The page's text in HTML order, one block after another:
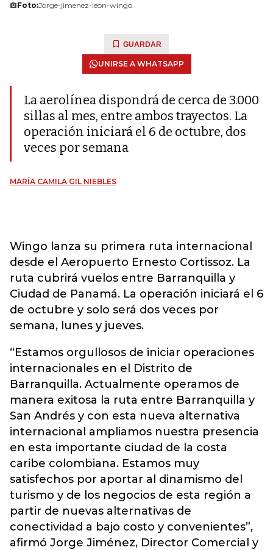
Foto:Jorge-jimenez-leon-wingo
GUARDAR
UNIRSE A WHATSAPP
La aerolínea dispondrá de cerca de 3.000
sillas al mes, entre ambos trayectos. La
operación iniciará el 6 de octubre, dos
veces por semana
MARÍA CAMILA GIL NIEBLES
Wingo lanza su primera ruta internacional
desde el Aeropuerto Ernesto Cortissoz. La
ruta cubrirá vuelos entre Barranquilla y
Ciudad de Panamá. La operación iniciará el 6
de octubre y solo será dos veces por
semana, lunes y jueves.
“Estamos orgullosos de iniciar operaciones
internacionales en el Distrito de
Barranquilla. Actualmente operamos de
manera exitosa la ruta entre Barranquilla y
San Andrés y con esta nueva alternativa
internacional ampliamos nuestra presencia
en esta importante ciudad de la costa
caribe colombiana. Estamos muy
satisfechos por aportar al dinamismo del
turismo y de los negocios de esta región a
partir de nuevas alternativas de
conectividad a bajo costo y convenientes”,
afirmó Jorge Jiménez, Director Comercial y